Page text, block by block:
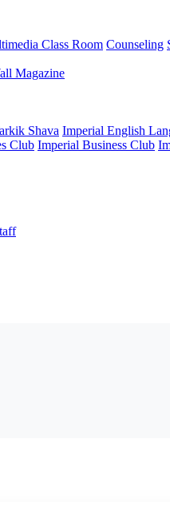
Class Room Counseling
Magazine
Shava Imperial English
Club Imperial Business Club